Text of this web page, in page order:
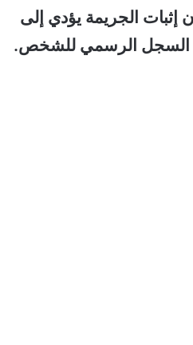
أن إثبات الجريمة يؤدي إلى
السجل الرسمي للشخص.